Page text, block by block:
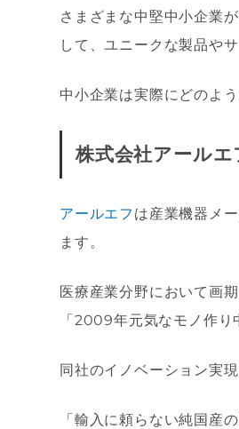
さまざまな中堅中小企業
して、ユニークな製品や
中小企業は実際にどのよ
株式会社アールエ
アールエフ は産業機器メ
ます。
医療産業分野において画
「2009年元気なモノ作
同社のイノベーション実
「輸入に頼らない純国産